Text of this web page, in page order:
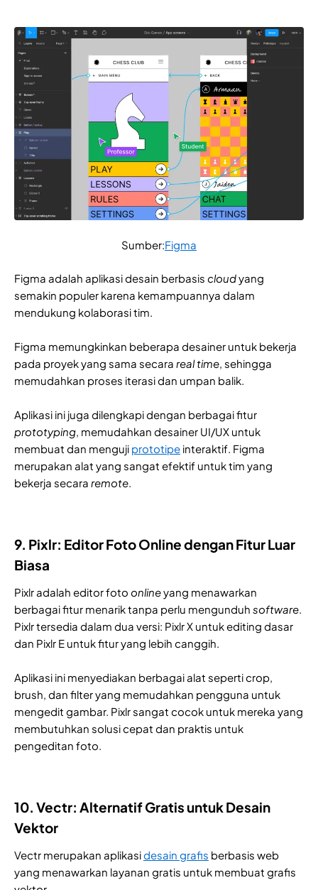
Sumber:Figma
Figma adalah aplikasi desain berbasis cloudyang
semakin populer karena kemampuannya dalam
mendukung kolaborasi tim.
Figma memungkinkan beberapa desainer untuk bekerja
pada proyek yang sama secara real time , sehingga
memudahkan proses iterasi dan umpan balik.
Aplikasi ini juga dilengkapi dengan berbagai fitur
prototyping , memudahkan desainer UI/UX untuk
membuat dan menguji prototipe interaktif. Figma
merupakan alat yang sangat efektif untuk tim yang
bekerja secara remote
9. Pixlr: Editor Foto Online dengan Fitur Luar
Biasa
Pixlr adalah editor foto onlineyang menawarkan
berbagai fitur menarik tanpa perlu mengunduh software
Pixlr tersedia dalam dua versi: Pixlr X untuk editing dasar
dan Pixlr E untuk fitur yang lebih canggih.
Aplikasi ini menyediakan berbagai alat seperti crop,
brush, dan filter yang memudahkan pengguna untuk
mengedit gambar. Pixlr sangat cocok untuk mereka yang
membutuhkan solusi cepat dan praktis untuk
pengeditan foto.
10. Vectr: Alternatif Gratis untuk Desain
Vektor
Vectr merupakan aplikasidesain grafis berbasis web
yang menawarkan layanan gratis untuk membuat grafis